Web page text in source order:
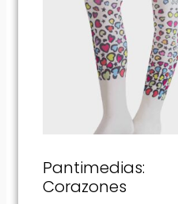
Pantimedias:
Corazones